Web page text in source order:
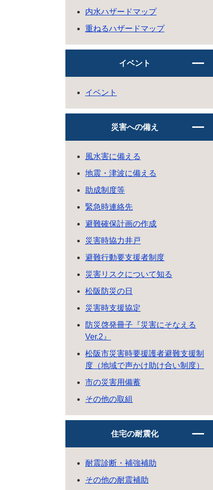
内水ハザードマップ
重ねるハザードマップ
イベント
イベント
災害への備え
風水害に備える
地震・津波に備える
助成制度等
緊急時連絡先
避難確保計画の作成
災害時協力井戸
避難行動要支援者制度
災害リスクについて知る
松阪防災の日
災害時支援協定
防災啓発冊子『災害にそなえる
Ver.2』
松阪市災害時要援護者避難支援制
度（地域で声かけ助け合い制度）
市の災害用備蓄
その他の取組
住宅の耐震化
耐震診断・補強補助
その他の耐震補助